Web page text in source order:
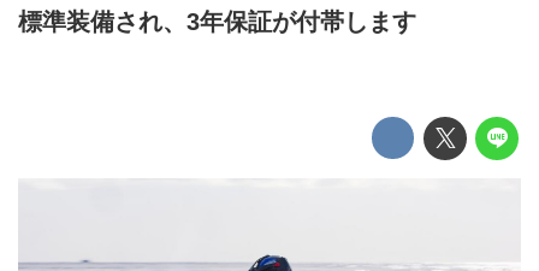
標準装備され、3年保証が付帯します